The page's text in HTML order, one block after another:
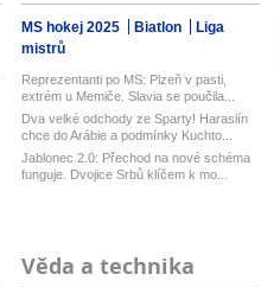
MS hokej 2025 Biatlon
Liga
mistrů
Reprezentanti po MS: Plzeň v pasti,
extrém u Memiče. Slavia se poučila...
Dva velké odchody ze Sparty! Haraslín
chce do Arábie a podmínky Kuchto...
Jablonec 2.0: Přechod na nové schéma
funguje. Dvojice Srbů klíčem k mo...
Věda a technika